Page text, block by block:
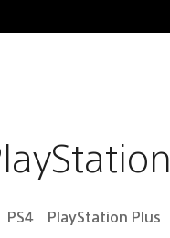
PS4 PlayStation Plus